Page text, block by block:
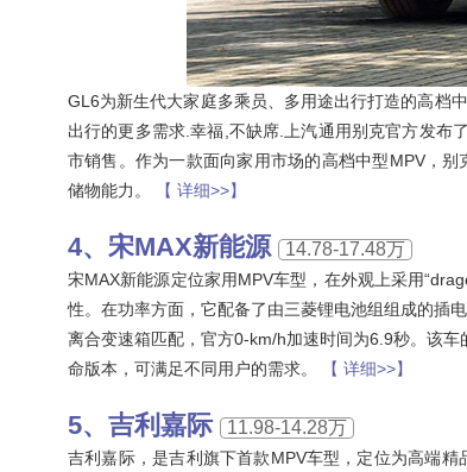
GL6为新生代大家庭多乘员、多用途出行打造的高档
出行的更多需求.幸福,不缺席.上汽通用别克官方发布
市销售。作为一款面向家用市场的高档中型MPV，
储物能力。
【 详细>>】
宋MAX新能源 14.78-17.48万
宋MAX新能源定位家用MPV车型，在外观上采用
性。在功率方面，它配备了由三菱锂电池组组成的插
离合变速箱匹配，官方0-km/h加速时间为6.9秒。该
命版本，可满足不同用户的需求。
【 详细>>】
吉利嘉际 11.98-14.28万
吉利嘉际，是吉利旗下首款MPV车型，定位为高端